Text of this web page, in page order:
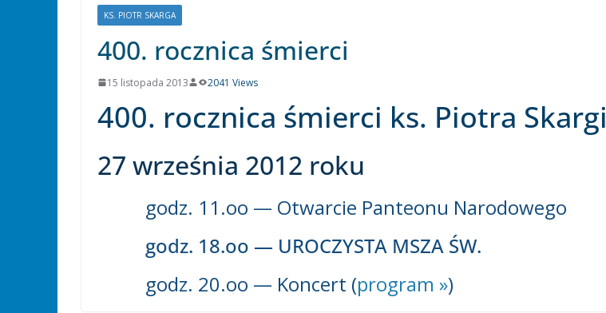
KS. PIOTR SKARGA
400. rocznica śmierci
15 listopada 2013 2041 Views
400. rocznica śmierci ks. Piotra Skargi
27 września 2012 roku
godz. 11.oo — Otwarcie Panteonu Narodowego
godz. 18.oo — UROCZYSTA MSZA ŚW.
godz. 20.oo — Koncert (program »)